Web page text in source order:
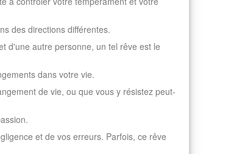
des directions différentes.
d'une autre personne, un tel rêve est le
dans votre vie.
de vie, ou que vous y résistez peut-
et de vos erreurs. Parfois, ce rêve